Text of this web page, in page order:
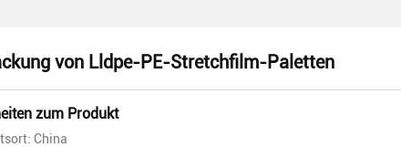
von Lldpe-PE-Stretchfilm-Paletten
zum Produkt
China